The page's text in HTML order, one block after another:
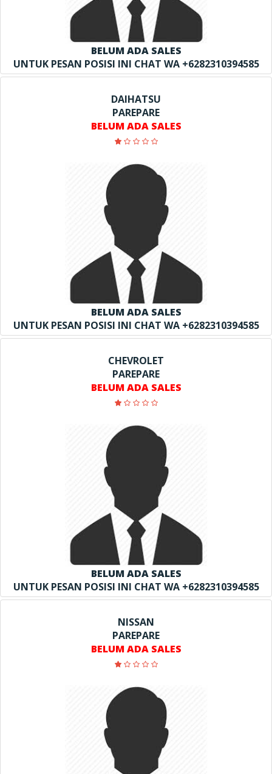
BELUM ADA SALES
UNTUK PESAN POSISI INI CHAT WA +6282310394585
DAIHATSU
PAREPARE
BELUM ADA SALES
BELUM ADA SALES
UNTUK PESAN POSISI INI CHAT WA +6282310394585
CHEVROLET
PAREPARE
BELUM ADA SALES
BELUM ADA SALES
UNTUK PESAN POSISI INI CHAT WA +6282310394585
NISSAN
PAREPARE
BELUM ADA SALES